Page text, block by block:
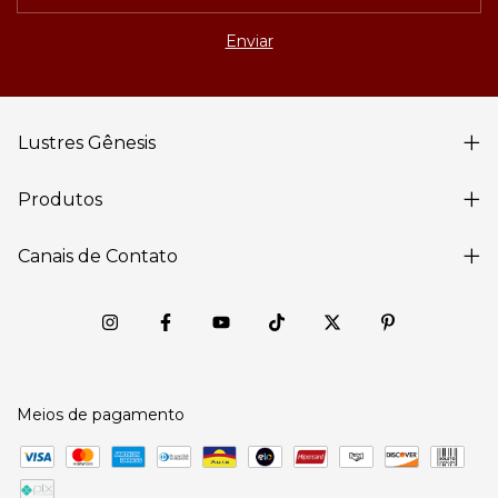
Lustres Gênesis
Produtos
Canais de Contato
Meios de pagamento